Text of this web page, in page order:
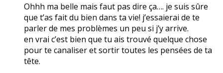
Ohhh ma belle mais faut pas dire ça…. je suis sûre
que t’as fait du bien dans ta vie! j’essaierai de te
parler de mes problèmes un peu si j’y arrive.
en vrai c’est bien que tu ais trouvé quelque chose
pour te canaliser et sortir toutes les pensées de ta
tête.